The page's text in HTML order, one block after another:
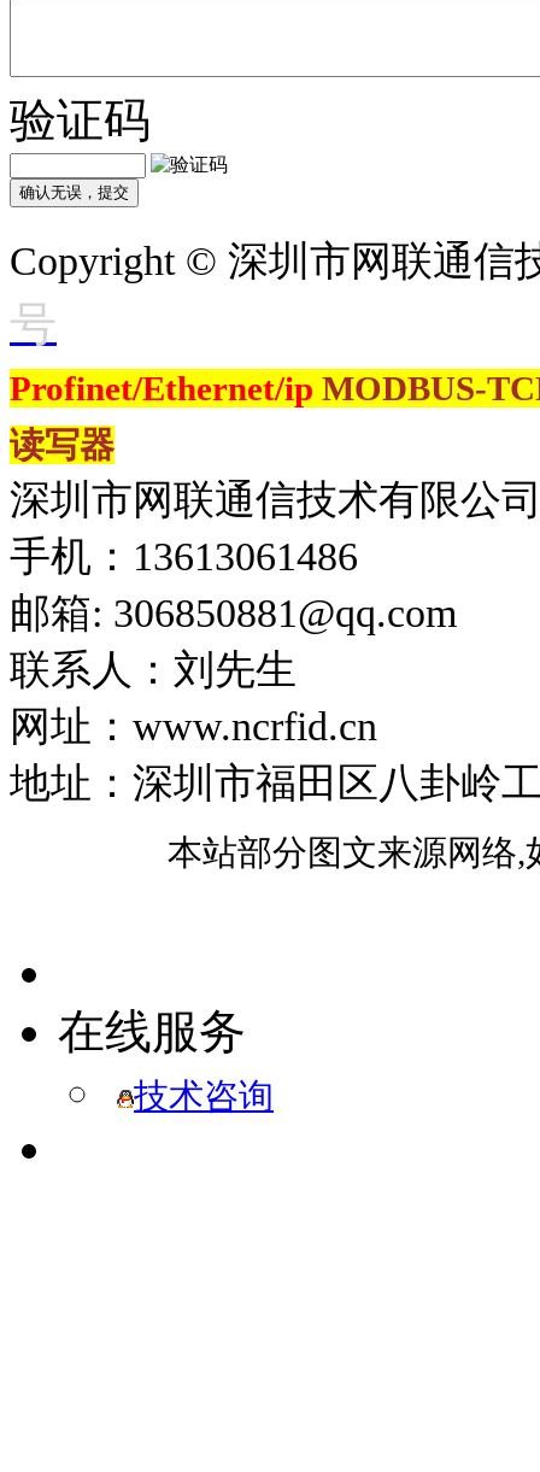
验证码
Copyright © 深圳市网联通
号
Profinet/Ethernet/ip MODBUS-
读写器
深圳市网联通信技术有限公
手机：13613061486
邮箱: 306850881​@qq.com
联系人：刘先生
网址：www.ncrfid.cn
地址：深圳市福田区八卦岭
本站部分图文来源网络
在线服务
技术咨询